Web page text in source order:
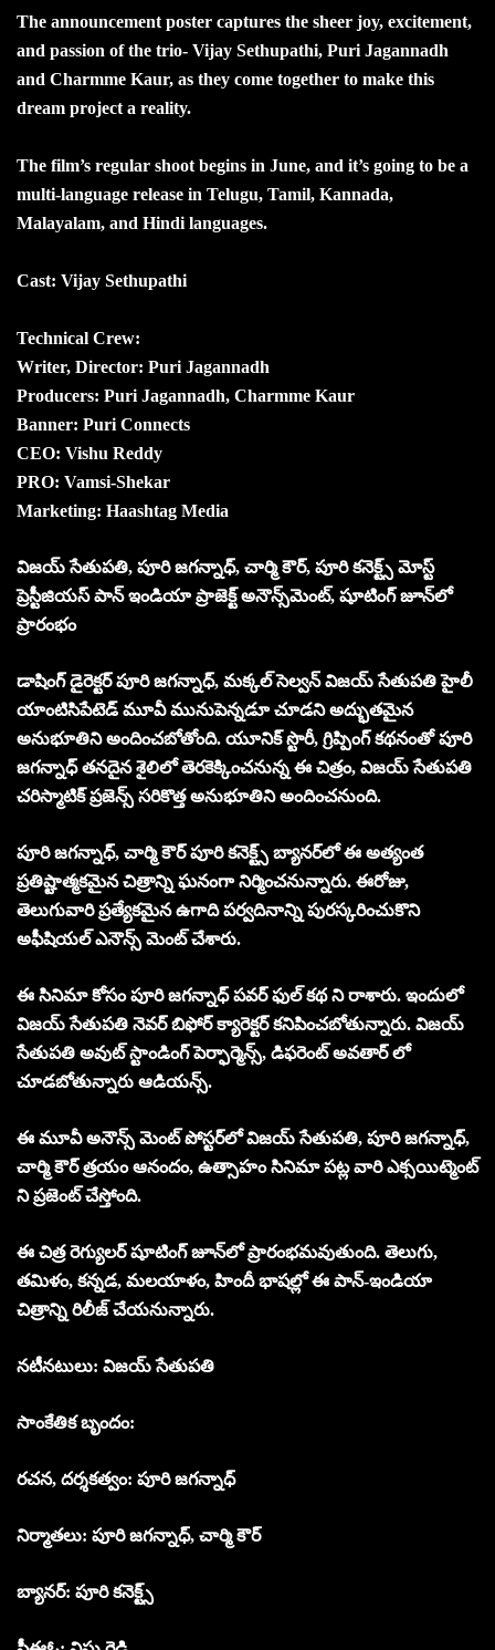
The announcement poster captures the sheer joy, excitement,
and passion of the trio- Vijay Sethupathi, Puri Jagannadh
and Charmme Kaur, as they come together to make this
dream project a reality.
The film’s regular shoot begins in June, and it’s going to be a
multi-language release in Telugu, Tamil, Kannada,
Malayalam, and Hindi languages.
Cast: Vijay Sethupathi
Technical Crew:
Writer, Director: Puri Jagannadh
Producers: Puri Jagannadh, Charmme Kaur
Banner: Puri Connects
CEO: Vishu Reddy
PRO: Vamsi-Shekar
Marketing: Haashtag Media
విజయ్ సేతుపతి, పూరి జగన్నాధ్, చార్మి కౌర్, పూరి కనెక్ట్స్ మోస్ట్
ప్రెస్టీజియస్ పాన్ ఇండియా ప్రాజెక్ట్ అనౌన్స్‌మెంట్, షూటింగ్ జూన్‌లో
ప్రారంభం
డాషింగ్ డైరెక్టర్ పూరి జగన్నాధ్, మక్కల్ సెల్వన్ విజయ్ సేతుపతి హైలీ
యాంటిసిపేటెడ్ మూవీ మునుపెన్నడూ చూడని అద్భుతమైన
అనుభూతిని అందించబోతోంది. యూనిక్ స్టొరీ, గ్రిప్పింగ్ కథనంతో పూరి
జగన్నాధ్ తనదైన శైలిలో తెరకెక్కించనున్న ఈ చిత్రం, విజయ్ సేతుపతి
చరిస్మాటిక్ ప్రజెన్స్ సరికొత్త అనుభూతిని అందించనుంది.
పూరి జగన్నాధ్, చార్మి కౌర్ పూరి కనెక్ట్స్ బ్యానర్‌లో ఈ అత్యంత
ప్రతిష్టాత్మకమైన చిత్రాన్ని ఘనంగా నిర్మించనున్నారు. ఈరోజు,
తెలుగువారి ప్రత్యేకమైన ఉగాది పర్వదినాన్ని పురస్కరించుకొని
అఫీషియల్ ఎనౌన్స్ మెంట్ చేశారు.
ఈ సినిమా కోసం పూరి జగన్నాధ్ పవర్ ఫుల్ కథ ని రాశారు. ఇందులో
విజయ్ సేతుపతి నెవర్ బిఫోర్ క్యారెక్టర్ కనిపించబోతున్నారు. విజయ్
సేతుపతి అవుట్ స్టాండింగ్ పెర్ఫార్మెన్స్, డిఫరెంట్ అవతార్ లో
చూడబోతున్నారు ఆడియన్స్.
ఈ మూవీ అనౌన్స్ మెంట్ పోస్టర్‌లో విజయ్ సేతుపతి, పూరి జగన్నాధ్,
చార్మి కౌర్ త్రయం ఆనందం, ఉత్సాహం సినిమా పట్ల వారి ఎక్సయిట్మెంట్
ని ప్రజెంట్ చేస్తోంది.
ఈ చిత్ర రెగ్యులర్ షూటింగ్ జూన్‌లో ప్రారంభమవుతుంది. తెలుగు,
తమిళం, కన్నడ, మలయాళం, హిందీ భాషల్లో ఈ పాన్-ఇండియా
చిత్రాన్ని రిలీజ్ చేయనున్నారు.
నటీనటులు: విజయ్ సేతుపతి
సాంకేతిక బృందం:
రచన, దర్శకత్వం: పూరి జగన్నాధ్
నిర్మాతలు: పూరి జగన్నాధ్, చార్మి కౌర్
బ్యానర్: పూరి కనెక్ట్స్